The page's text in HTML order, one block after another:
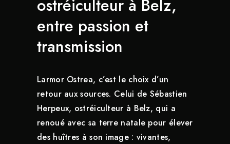
ostréiculteur à Belz,
entre passion et
transmission
Larmor Ostrea, c’est le choix d’un
retour aux sources. Celui de Sébastien
Herpeux, ostréiculteur à Belz, qui a
renoué avec sa terre natale pour élever
des huîtres à son image : vivantes,